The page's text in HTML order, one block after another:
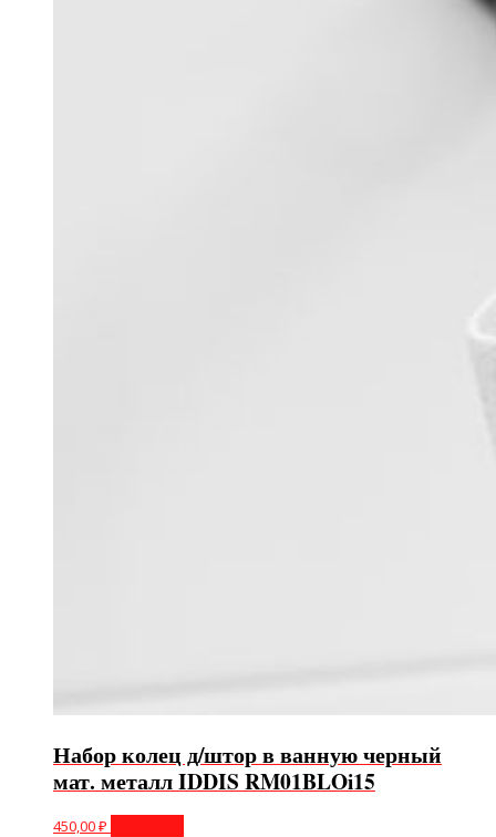
Набор колец д/штор в ванную черный
мат. металл IDDIS RM01BLOi15
450,00₽